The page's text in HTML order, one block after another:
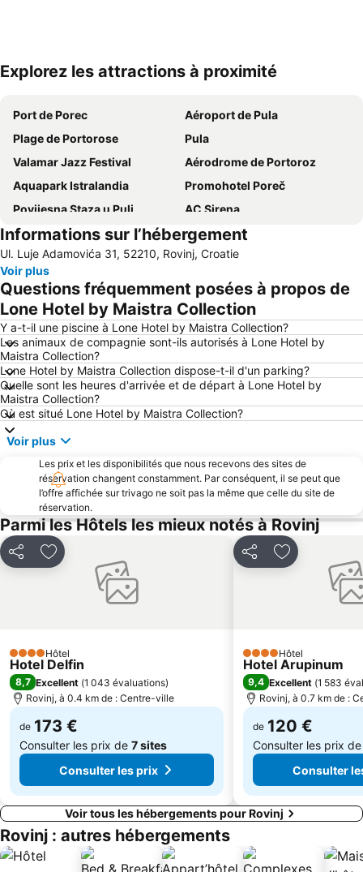
Explorez les attractions à proximité
Port de Porec
Aéroport de Pula
Plage de Portorose
Pula
Valamar Jazz Festival
Aérodrome de Portoroz
Aquapark Istralandia
Promohotel Poreč
Povijesna Staza u Puli
AC Sirena
Metropol Portorož
Zlatni Rt
Stare Miasto
Istra Funtana
Delfin
FKK Ulika
Casino de Portoroz
Port Méridional d'Andana
Canal de Lème
Maslinica
Laguna Stella Maris
Obala
St. Bernardin
Informations sur l’hébergement
Ul. Luje Adamovića 31, 52210, Rovinj, Croatie
Voir plus
Questions fréquemment posées à propos de
Lone Hotel by Maistra Collection
Y a-t-il une piscine à Lone Hotel by Maistra Collection?
Les animaux de compagnie sont-ils autorisés à Lone Hotel by
Maistra Collection?
Lone Hotel by Maistra Collection dispose-t-il d'un parking?
Quelle sont les heures d'arrivée et de départ à Lone Hotel by
Maistra Collection?
Où est situé Lone Hotel by Maistra Collection?
Voir plus
Les prix et les disponibilités que nous recevons des sites de
réservation changent constamment. Par conséquent, il se peut que
l’offre affichée sur trivago ne soit pas la même que celle du site de
réservation.
Parmi les Hôtels les mieux notés à Rovinj
PartagerAjouter à mes favoris
4 ÉtoilesHôtel
Hotel Delfin
8,7 Excellent (1 043 évaluations)
Rovinj, à 0.4 km de : Centre-ville
de 173 €
Consulter les prix de 7 sites
Consulter les prix
PartagerAjouter à
4 ÉtoilesHôtel
Hotel Arupinum
9,4 Excellent (1 583
Rovinj, à 0.7 km de :
de 120 €
Consulter les prix
Consulter
Voir tous les hébergements pour Rovinj
Rovinj : autres hébergements